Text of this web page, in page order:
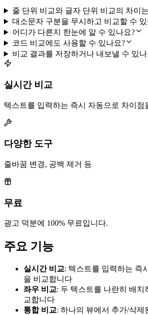
줄 단위 비교와 글자 단위 비교의 차이
대소문자 구분을 무시하고 비교할 수 있
어디가 다른지 한눈에 알 수 있나요?
코드 비교에도 사용할 수 있나요?
비교 결과를 저장하거나 내보낼 수 있나
실시간 비교
텍스트를 입력하는 즉시 자동으로 차이점
다양한 도구
줄바꿈 변경, 공백 제거 등
무료
광고 덕분에 100% 무료입니다.
주요 기능
실시간 비교: 텍스트를 입력하는 즉
을 비교합니다
좌우 비교: 두 텍스트를 나란히 배치
교합니다
통합 비교: 하나의 뷰에서 추가/삭제